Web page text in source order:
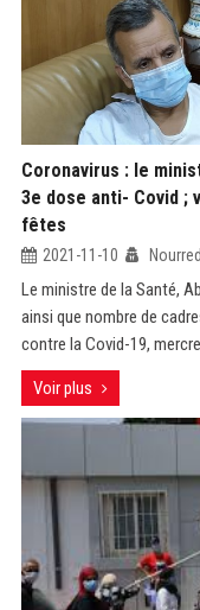
Coronavirus : le
3e dose anti- Covid ;
fêtes
2021-11-10
Le ministre de la Santé,
ainsi que nombre de
contre la Covid-19,
Voir plus